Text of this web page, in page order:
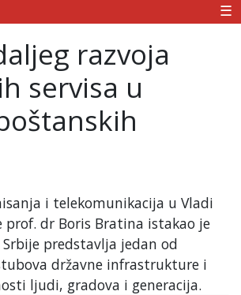
☰
razvoja
servisa u
i telekomunikacija u Vladi
prof. dr Boris Bratina istakao je
predstavlja jedan od
državne infrastrukture i
ljudi, gradova i generacija.